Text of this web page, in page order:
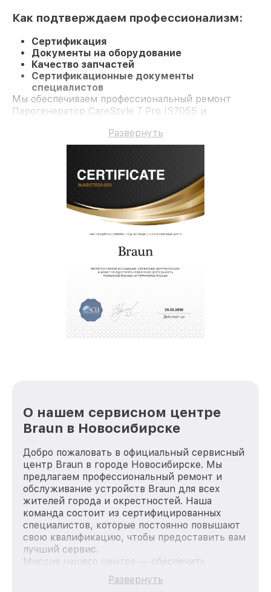
Как подтверждаем профессионализм:
Сертификация
Документы на оборудование
Качество запчастей
Сертификационные документы
специалистов
Мы обеспечиваем профессиональный ремонт
Парогенератор CareStyle 7 Pro IS7055 и
Развернуть
О нашем сервисном центре
Braun в Новосибирске
Добро пожаловать в официальный сервисный
центр Braun в городе Новосибирске. Мы
предлагаем профессиональный ремонт и
обслуживание устройств Braun для всех
жителей города и окрестностей. Наша
команда состоит из сертифицированных
специалистов, которые постоянно повышают
свою квалификацию, чтобы предоставить вам
лучший сервис.
Миссия нашего центра — обеспечить
качественный и доступный ремонт для
каждого пользователя продукции Braun, вне
Развернуть